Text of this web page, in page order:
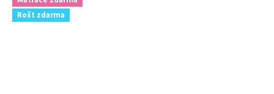
Rošt zdarma